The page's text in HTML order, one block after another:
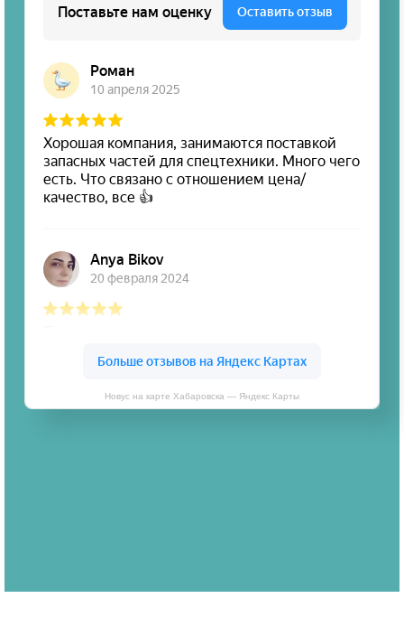
Новус на карте Хабаровска — Яндекс Карты